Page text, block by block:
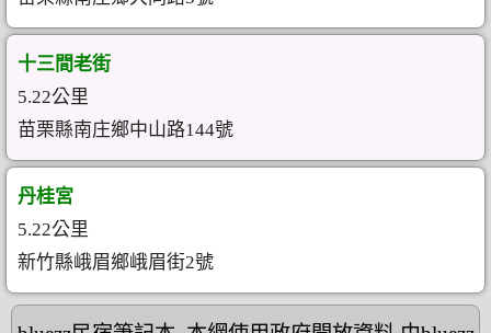
十三間老街
5.22公里
苗栗縣南庄鄉中山路144號
丹桂宮
5.22公里
新竹縣峨眉鄉峨眉街2號